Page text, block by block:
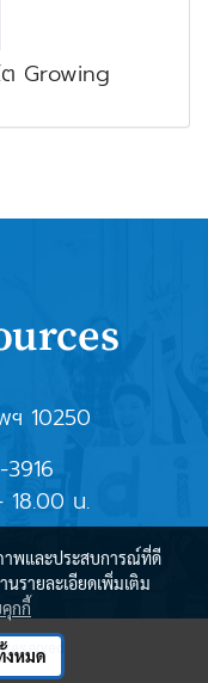
Growing
ฯ 10250
18.00 น.
าพและประสบการณ์ที่ดี
นรายละเอียดเพิ่มเติม
กกี้
งหมด